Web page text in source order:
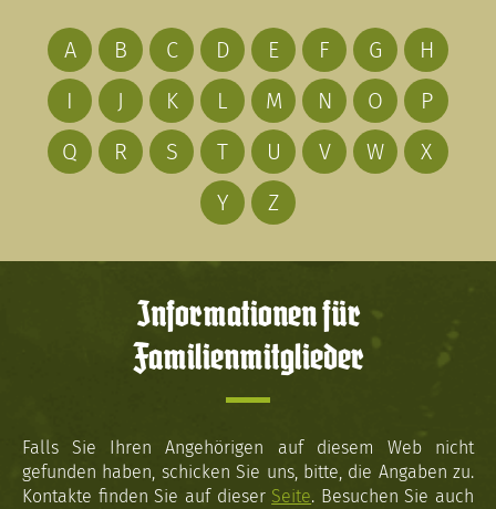
A B C D E F G
H
I
J K L M N O
P
Q
R S T U V W
X
Y
Z
Informationen für
Familienmitglieder
Falls Sie Ihren Angehörigen auf diesem Web nicht
gefunden haben, schicken Sie uns, bitte, die Angaben zu.
Kontakte finden Sie auf dieser Seite. Besuchen Sie auch